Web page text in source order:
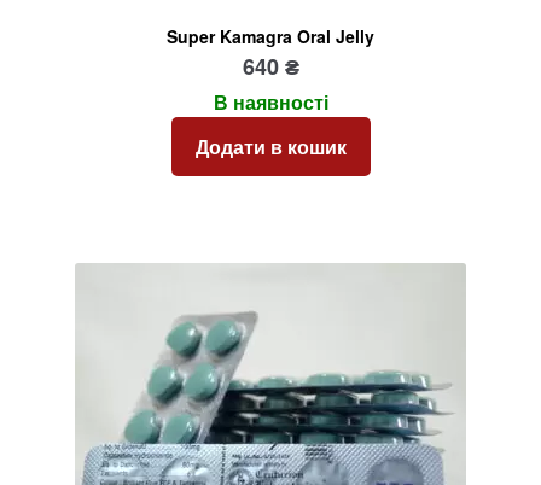
Super Kamagra Oral Jelly
640₴
В наявності
Додати в кошик